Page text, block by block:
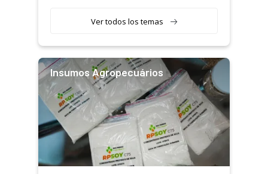
Ver todos los temas
Insumos Agropecuários